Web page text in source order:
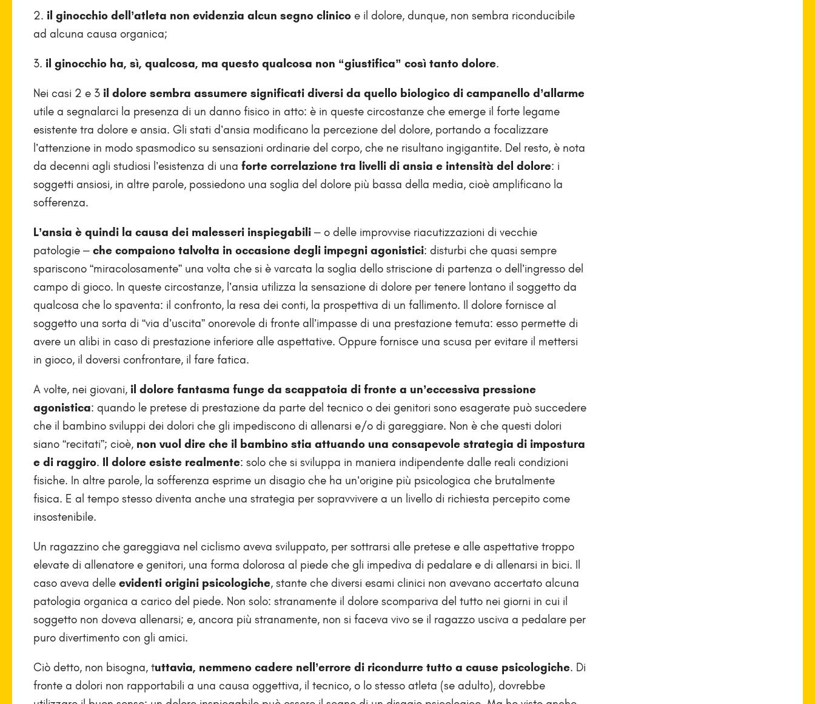
2. il ginocchio dell’atleta non evidenzia alcun segno clinico e il dolore, dunque, non sembra riconducibile
ad alcuna causa organica;
3. il ginocchio ha, sì, qualcosa, ma questo qualcosa non “giustifica” così tanto dolore.
Nei casi 2 e 3 il dolore sembra assumere significati diversi da quello biologico di campanello d’allarme
utile a segnalarci la presenza di un danno fisico in atto: è in queste circostanze che emerge il forte legame
esistente tra dolore e ansia. Gli stati d’ansia modificano la percezione del dolore, portando a focalizzare
l’attenzione in modo spasmodico su sensazioni ordinarie del corpo, che ne risultano ingigantite. Del resto, è nota
da decenni agli studiosi l’esistenza di unaforte correlazione tra livelli di ansia e intensità del dolore: i
soggetti ansiosi, in altre parole, possiedono una soglia del dolore più bassa della media, cioè amplificano la
sofferenza.
L’ansia è quindi la causa dei malesseri inspiegabili– o delle improvvise riacutizzazioni di vecchie
patologie –che compaiono talvolta in occasione degli impegni agonistici: disturbi che quasi sempre
spariscono “miracolosamente” una volta che si è varcata la soglia dello striscione di partenza o dell’ingresso del
campo di gioco. In queste circostanze, l’ansia utilizza la sensazione di dolore per tenere lontano il soggetto da
qualcosa che lo spaventa: il confronto, la resa dei conti, la prospettiva di un fallimento. Il dolore fornisce al
soggetto una sorta di “via d’uscita” onorevole di fronte all’impasse di una prestazione temuta: esso permette di
avere un alibi in caso di prestazione inferiore alle aspettative. Oppure fornisce una scusa per evitare il mettersi
in gioco, il doversi confrontare, il fare fatica.
A volte, nei giovani, il dolore fantasma funge da scappatoia di fronte a un’eccessiva pressione
agonistica: quando le pretese di prestazione da parte del tecnico o dei genitori sono esagerate può succedere
che il bambino sviluppi dei dolori che gli impediscono di allenarsi e/o di gareggiare. Non è che questi dolori
siano “recitati”; cioè, non vuol dire che il bambino stia attuando una consapevole strategia di impostura
e di raggiro. Il dolore esiste realmente: solo che si sviluppa in maniera indipendente dalle reali condizioni
fisiche. In altre parole, la sofferenza esprime un disagio che ha un’origine più psicologica che brutalmente
fisica. E al tempo stesso diventa anche una strategia per sopravvivere a un livello di richiesta percepito come
insostenibile.
Un ragazzino che gareggiava nel ciclismo aveva sviluppato, per sottrarsi alle pretese e alle aspettative troppo
elevate di allenatore e genitori, una forma dolorosa al piede che gli impediva di pedalare e di allenarsi in bici. Il
caso aveva delleevidenti origini psicologiche, stante che diversi esami clinici non avevano accertato alcuna
patologia organica a carico del piede. Non solo: stranamente il dolore scompariva del tutto nei giorni in cui il
soggetto non doveva allenarsi; e, ancora più stranamente, non si faceva vivo se il ragazzo usciva a pedalare per
puro divertimento con gli amici.
Ciò detto, non bisogna, tuttavia, nemmeno cadere nell’errore di ricondurre tutto a cause psicologiche. Di
fronte a dolori non rapportabili a una causa oggettiva, il tecnico, o lo stesso atleta (se adulto), dovrebbe